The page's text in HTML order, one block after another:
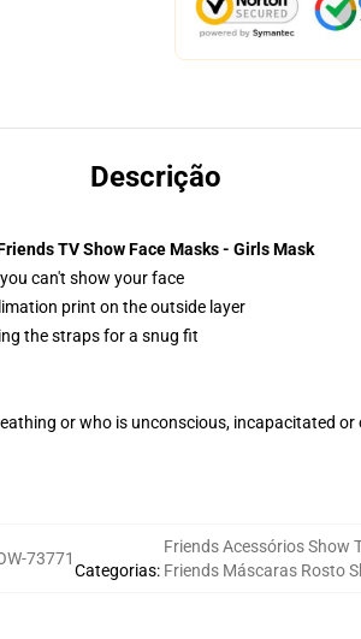
Descrição
TV Show Face Masks - Girls Mask
can't show your face
print on the outside layer
the straps for a snug fit
or who is unconscious, incapacitated
73771
Categorias:
Friends Acessórios Show
Friends Máscaras Rosto